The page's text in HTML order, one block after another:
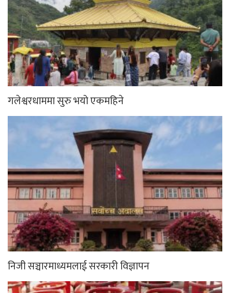
गलेश्वरधाममा सुरु भयो एकमहिने
निजी सञ्चारमाध्यमलाई सरकारी विज्ञापन